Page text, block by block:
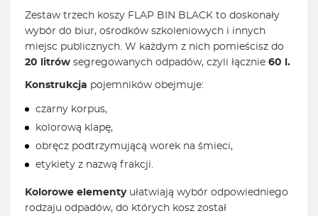
Zestaw trzech koszy FLAP BIN BLACK to doskonały
wybór do biur, ośrodków szkoleniowych i innych
miejsc publicznych. W każdym z nich pomieścisz do
20 litrów segregowanych odpadów, czyli łącznie 60 l.
Konstrukcja pojemników obejmuje:
czarny korpus,
kolorową klapę,
obręcz podtrzymującą worek na śmieci,
etykiety z nazwą frakcji.
Kolorowe elementyułatwiają wybór odpowiedniego
rodzaju odpadów, do których kosz został